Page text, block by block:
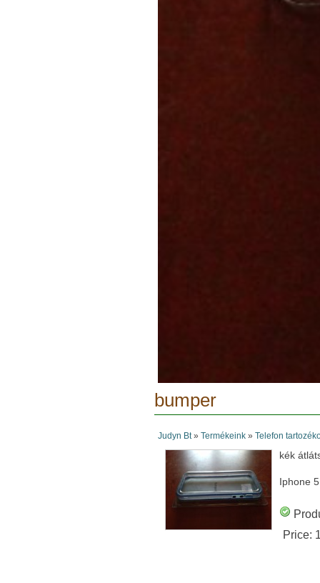
bumper
Judyn Bt» Termékeink» Telefon
kék
Iphone 5
Price: